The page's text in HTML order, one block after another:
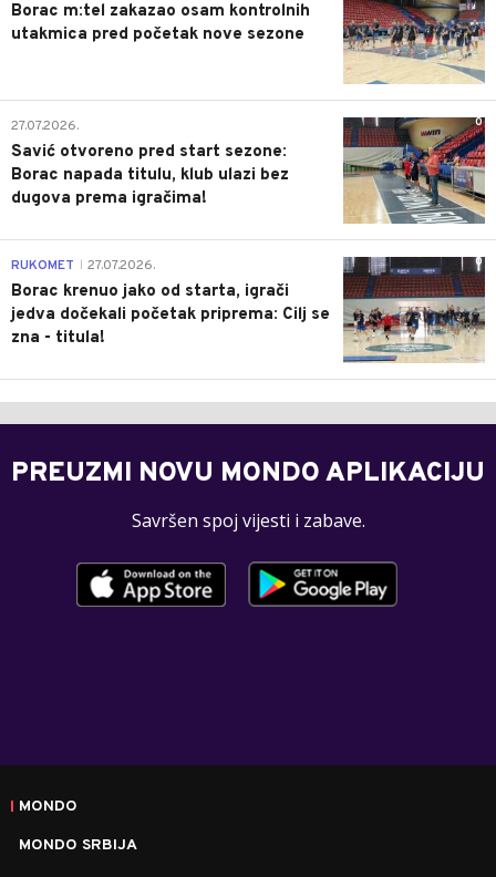
Borac m:tel zakazao osam kontrolnih
utakmica pred početak nove sezone
0
27.07.2026.
Savić otvoreno pred start sezone:
Borac napada titulu, klub ulazi bez
dugova prema igračima!
0
RUKOMET 27.07.2026.
Borac krenuo jako od starta, igrači
jedva dočekali početak priprema: Cilj se
zna - titula!
PREUZMI NOVU MONDO APLIKACIJU
Savršen spoj vijesti i zabave.
MONDO
MONDO SRBIJA